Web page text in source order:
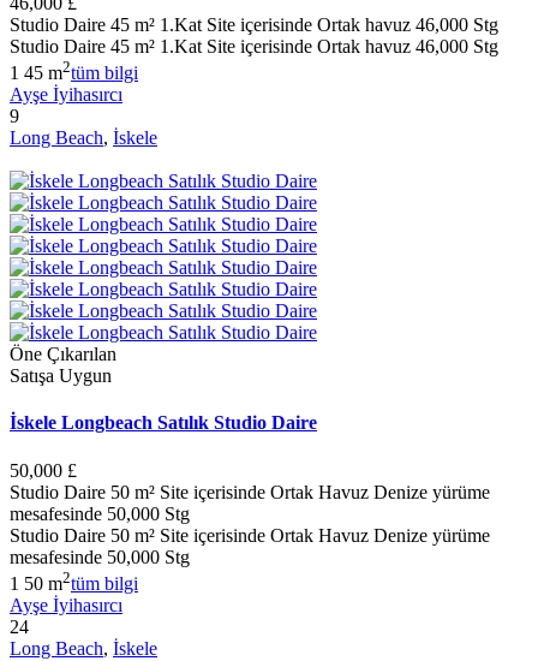
Studio Daire 45 m² 1.Kat Site içerisinde Ortak havuz 46,000 Stg
Studio Daire 45 m² 1.Kat Site içerisinde Ortak havuz 46,000 Stg
1 45 m2tüm bilgi
Ayşe İyihasırcı
9
Long Beach, İskele
Öne Çıkarılan
Satışa Uygun
İskele Longbeach Satılık Studio Daire
50,000 £
Studio Daire 50 m² Site içerisinde Ortak Havuz Denize yürüme
mesafesinde 50,000 Stg
Studio Daire 50 m² Site içerisinde Ortak Havuz Denize yürüme
mesafesinde 50,000 Stg
1 50 m2tüm bilgi
Ayşe İyihasırcı
24
Long Beach, İskele